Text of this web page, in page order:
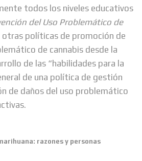
todos los niveles educativos
del Uso Problemático de
otras políticas de promoción de
de cannabis desde la
de las “habilidades para la
de una política de gestión
de daños del uso problemático
razones y personas